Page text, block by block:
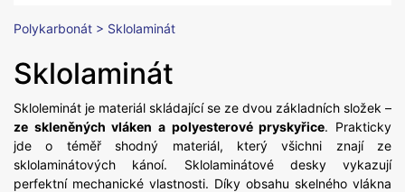
Polykarbonát > Sklolaminát
Sklolaminát
Skloleminát je materiál skládající se ze dvou základních složek –
ze skleněných vláken a polyesterové pryskyřice. Prakticky
jde o téměř shodný materiál, který všichni znají ze
sklolaminátových kánoí. Sklolaminátové desky vykazují
perfektní mechanické vlastnosti. Díky obsahu skelného vlákna